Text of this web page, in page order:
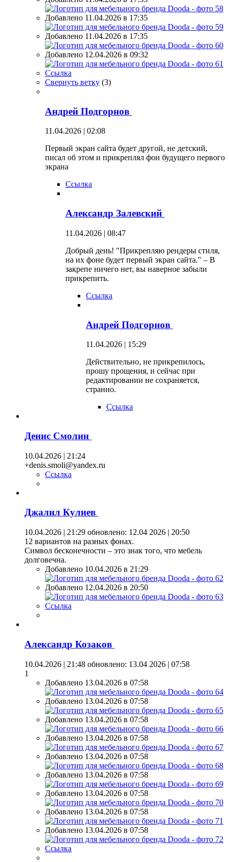
Добавлено 11.04.2026 в 17:35
Добавлено 11.04.2026 в 17:35
Добавлено 12.04.2026 в 09:32
Ссылка
Свернуть ветку (3)
Андрей Подгорнов
11.04.2026 | 02:08
Первый экран сайта будет другой, не детский,
писал об этом и прикреплял фон будущего первого
экрана
Ссылка
Александр Залевский
11.04.2026 | 08:47
Добрый день! "Прикрепляю рендеры стиля,
на их фоне будет первый экран сайта." – В
закрепе ничего нет, вы наверное забыли
прикрепить.
Ссылка
Андрей Подгорнов
11.04.2026 | 15:29
Действительно, не прикрепилось,
прошу прощения, и сейчас при
редактировании не сохраняется,
странно.
Ссылка
Денис Смолин
10.04.2026 | 21:24
+denis.smoli@yandex.ru
Ссылка
Джалил Кулиев
10.04.2026 | 21:29 обновлено: 12.04 2026 | 20:50
12 вариантов на разных фонах.
Символ бесконечности – это знак того, что мебель
долговечна.
Добавлено 10.04.2026 в 21:29
Добавлено 12.04.2026 в 20:50
Ссылка
Александр Козаков
10.04.2026 | 21:48 обновлено: 13.04 2026 | 07:58
1
Добавлено 13.04.2026 в 07:58
Добавлено 13.04.2026 в 07:58
Добавлено 13.04.2026 в 07:58
Добавлено 13.04.2026 в 07:58
Добавлено 13.04.2026 в 07:58
Добавлено 13.04.2026 в 07:58
Добавлено 13.04.2026 в 07:58
Добавлено 13.04.2026 в 07:58
Добавлено 13.04.2026 в 07:58
Ссылка